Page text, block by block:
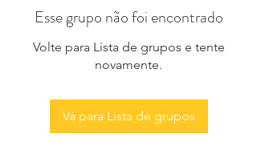
Esse grupo não foi encontrado
Volte para Lista de grupos e tente
novamente.
Vá para Lista de grupos